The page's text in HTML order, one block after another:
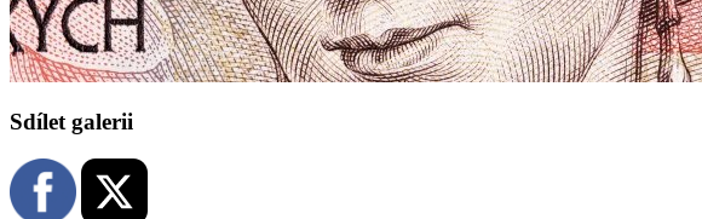
Sdílet galerii